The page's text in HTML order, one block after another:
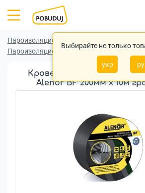
Выбирайте не только
укр ру
Пароизоляционные (гидроизоляционные)
Пароизоляционные (гидроизоляционные)
Кровельная
Alenor BF 200мм x 10м